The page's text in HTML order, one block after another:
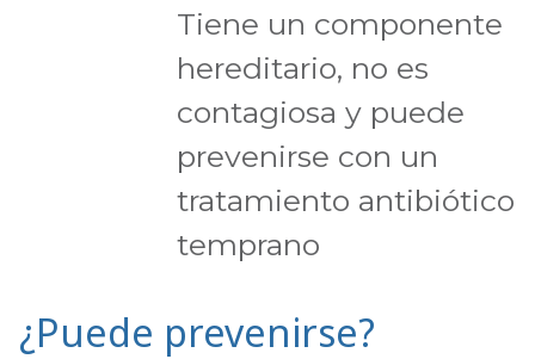
Tiene un componente
hereditario, no es
contagiosa y puede
prevenirse con un
tratamiento antibiótico
temprano
¿Puede prevenirse?